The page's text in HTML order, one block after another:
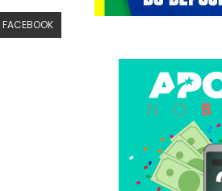
FACEBOOK